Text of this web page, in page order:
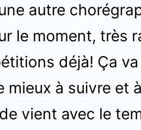
autre
le moment, très
déjà! Ça
mieux à suivre
vient avec le